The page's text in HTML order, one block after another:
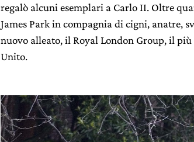
regalò alcuni esemplari a Carlo II. Oltre
James Park in compagnia di cigni, anatre,
nuovo alleato, il Royal London Group, il
Unito.